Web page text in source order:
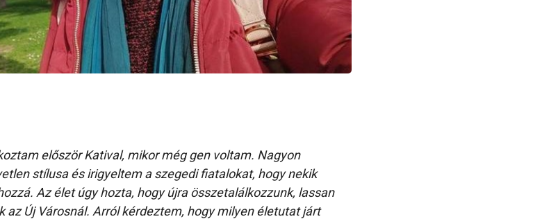
először Katival, mikor még gen voltam. Nagyon
stílusa és irigyeltem a szegedi fiatalokat, hogy nekik
Az élet úgy hozta, hogy újra összetalálkozzunk, lassan
az Új Városnál. Arról kérdeztem, hogy milyen életutat járt